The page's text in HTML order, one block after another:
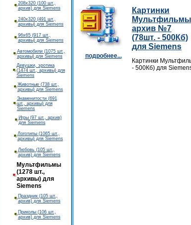
208х320 (100 шт.,
архив) для Siemens
240х320 (491 шт.,
архивы) для Siemens
96х65 (917 шт.,
архивы) для Siemens
Автомобили (1075 шт.,
архивы) для Siemens
Девушки, эротика
(1474 шт., архивы) для
Siemens
Животные (738 шт.,
архивы) для Siemens
Знаменитости (691
шт., архивы) для
Siemens
Игры (97 шт., архив)
для Siemens
Логотипы (1065 шт.,
архивы) для Siemens
Любовь (105 шт.,
архив) для Siemens
Мультфильмы
(1278 шт.,
архивы) для
Siemens
Праздник (105 шт.,
архив) для Siemens
Приколы (106 шт.,
архив) для Siemens
подробнее...
Картинки
Мультфильмы
архив №7
(78шт. - 500Кб)
для Siemens
Картинки
- 500Кб) для